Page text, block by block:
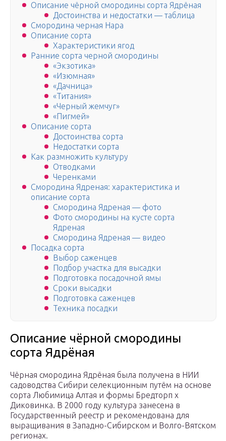
Описание чёрной смородины сорта Ядрёная
Достоинства и недостатки — таблица
Смородина черная Нара
Описание сорта
Характеристики ягод
Ранние сорта черной смородины
«Экзотика»
«Изюмная»
«Дачница»
«Титания»
«Черный жемчуг»
«Пигмей»
Описание сорта
Достоинства сорта
Недостатки сорта
Как размножить культуру
Отводками
Черенками
Смородина Ядреная: характеристика и
описание сорта
Смородина Ядреная — фото
Фото смородины на кусте сорта
Ядреная
Смородина Ядреная — видео
Посадка сорта
Выбор саженцев
Подбор участка для высадки
Подготовка посадочной ямы
Сроки высадки
Подготовка саженцев
Техника посадки
Описание чёрной смородины
сорта Ядрёная
Чёрная смородина Ядрёная была получена в НИИ
садоводства Сибири селекционным путём на основе
сорта Любимица Алтая и формы Бредторп х
Диковинка. В 2000 году культура занесена в
Государственный реестр и рекомендована для
выращивания в Западно-Сибирском и Волго-Вятском
регионах.